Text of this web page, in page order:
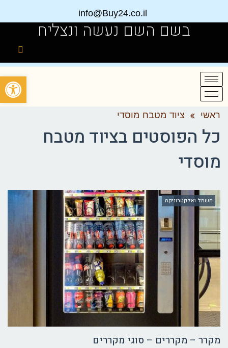
info@Buy24.co.il
בשם השם נעשה ונצליח
ראשי » ציוד מטבח מוסדי
כל הפוסטים בציוד מטבח
מוסדי
חשמל ואלקטרוניקה
מקרר – מקררים – סוגי מקררים